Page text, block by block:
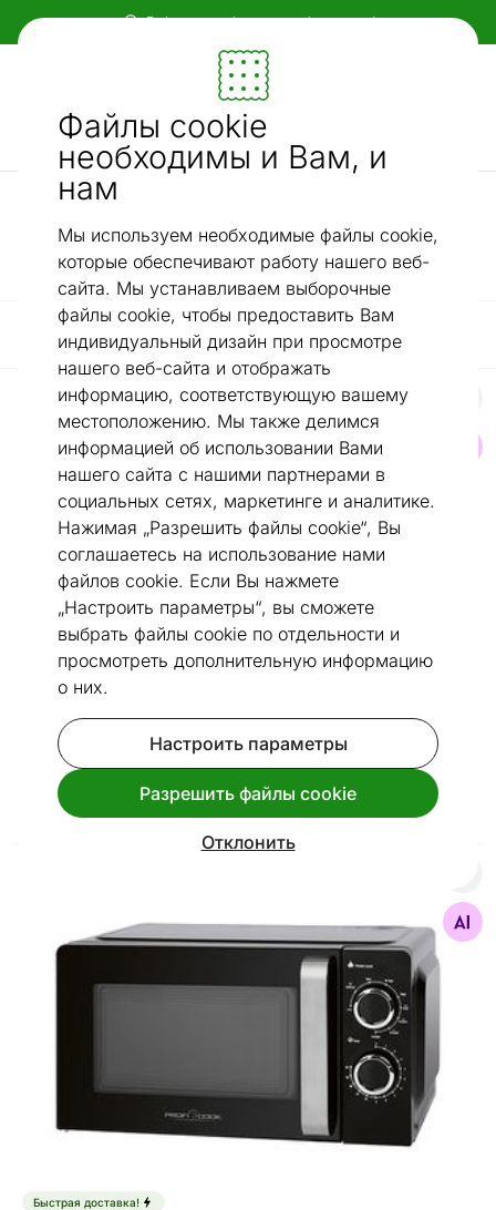
Файлы cookie
необходимы и Вам, и
нам
Мы используем необходимые файлы cookie,
которые обеспечивают работу нашего веб-
сайта. Мы устанавливаем выборочные
файлы cookie, чтобы предоставить Вам
индивидуальный дизайн при просмотре
нашего веб-сайта и отображать
информацию, соответствующую вашему
местоположению. Мы также делимся
информацией об использовании Вами
нашего сайта с нашими партнерами в
социальных сетях, маркетинге и аналитике.
Нажимая „Разрешить файлы cookie“, Вы
соглашаетесь на использование нами
файлов cookie. Если Вы нажмете
„Настроить параметры“, вы сможете
выбрать файлы cookie по отдельности и
просмотреть дополнительную информацию
о них.
Настроить параметры
Разрешить файлы cookie
Отклонить
Бесплатная доставка по всей Эстонии!
Мебель и убранство - ON24
Ищи...
Микроволновые печи
Фильтр / Сортировка
Микроволновая печь Midea MMO-MMP01MZ(WH)
Найдите похожие
Быстрая доставка!
Микроволновая печь Midea MMO-MMP01MZ(WH)
,45
между 13.08 - 20.08
Найдите похожие
Быстрая доставка!